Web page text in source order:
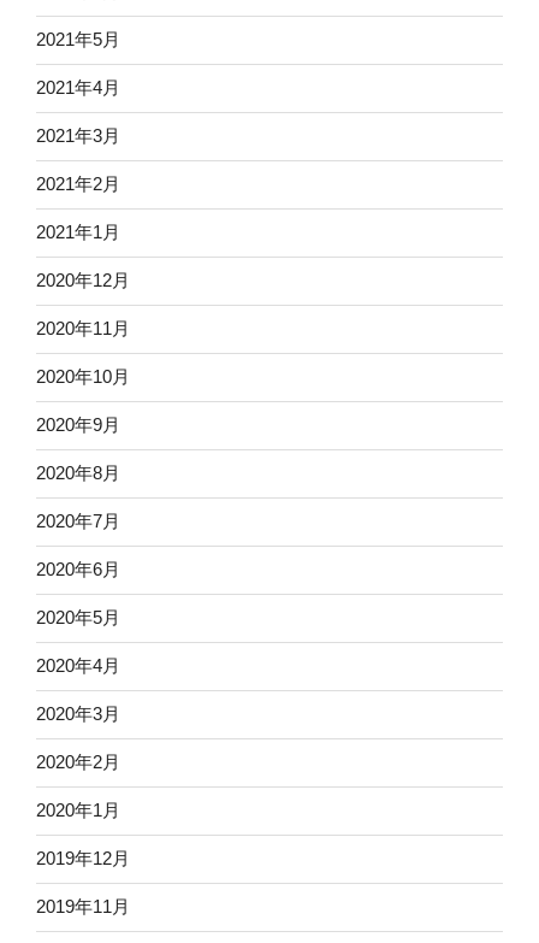
2021年5月
2021年4月
2021年3月
2021年2月
2021年1月
2020年12月
2020年11月
2020年10月
2020年9月
2020年8月
2020年7月
2020年6月
2020年5月
2020年4月
2020年3月
2020年2月
2020年1月
2019年12月
2019年11月